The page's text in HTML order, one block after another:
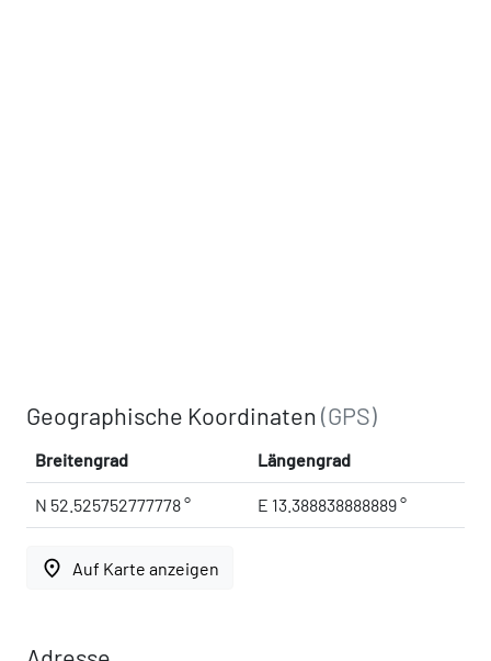
Geographische Koordinaten(GPS)
Breitengrad Längengrad
N 52.525752777778 ° E 13.388838888889 °
place Auf Karte anzeigen